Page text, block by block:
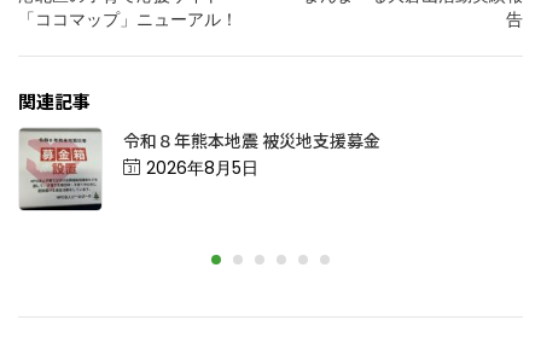
「ココマップ」ニューアル！
告
関連記事
令和８年熊本地震 被災地支援募金
Posted
2026年8月5日